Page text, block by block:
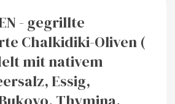
- gegrillte
Chalkidiki-Oliven (
mit nativem
Essig,